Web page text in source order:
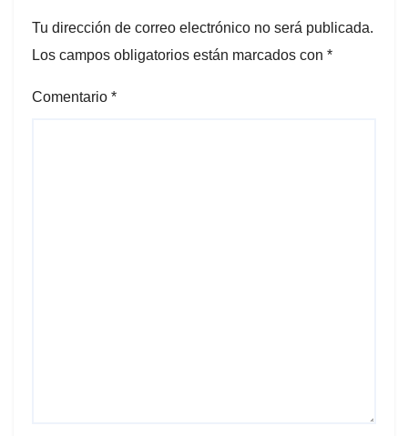
Tu dirección de correo electrónico no será publicada.
Los campos obligatorios están marcados con *
Comentario *